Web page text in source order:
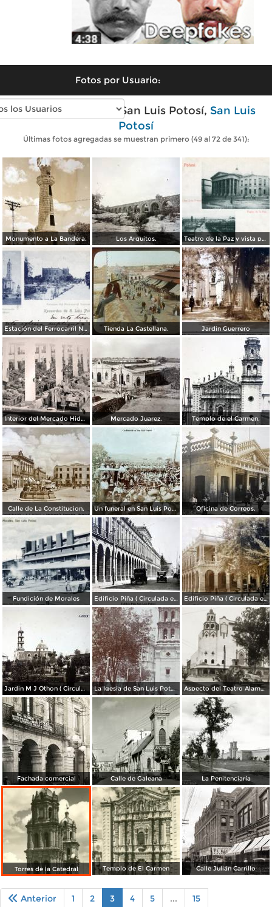
Fotos por Usuario:
Fotos antiguas de San Luis Potosí, San Luis
Potosí
Últimas fotos agregadas se muestran primero (49 al 72 de 341):
Monumento a La Bandera. Los Arquitos. Teatro de la Paz y vista panorámica de San Luis Potosí
Estación del Ferrocarril Nacional y Santuario de Guadalupe Tienda La Castellana. Jardin Guerrero
Interior del Mercado Hidalgo. Mercado Juarez. Templo de el Carmen.
Calle de La Constitucion. Un funeral en San Luis Potosí Oficina de Correos.
Fundición de Morales Edificio Piña ( Circulada el 6 de Julio de 1926 ). Edificio Piña ( Circulada el 25 de Diciembre de 1925 ).
Jardin M J Othon ( Circulada el 9 de Abril de 1930 ). La Igesia de San Luis Potosí. ( Circulada el 30 de Septiembre de 1910 ). Aspecto del Teatro Alameda
Fachada comercial Calle de Galeana La Penitenciaría
Torres de la Catedral Templo de El Carmen Calle Julián Carrillo
Anterior 1 2 3 4 5 ...
15